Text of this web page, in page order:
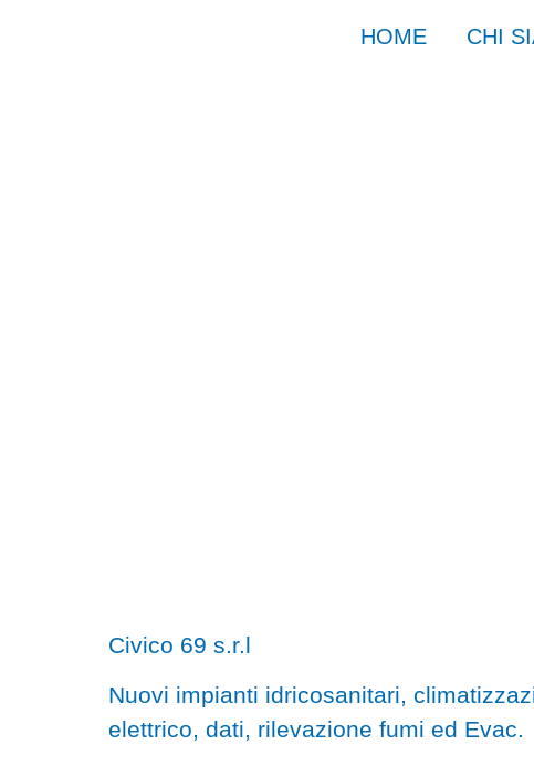
HOME CHI
Civico 69 s.r.l
Nuovi impianti idricosanitari,
elettrico, dati, rilevazione fumi ed Evac.